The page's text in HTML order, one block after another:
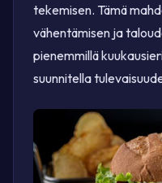
tekemisen. Tämä
vähentämisen ja
pienemmillä
suunnitella